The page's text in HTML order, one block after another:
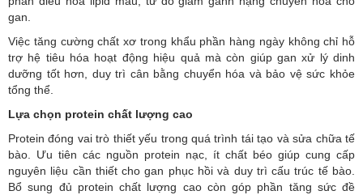
gan.
Việc tăng cường chất xơ trong khẩu phần hàng ngày không chỉ hỗ
trợ hệ tiêu hóa hoạt động hiệu quả mà còn giúp gan xử lý dinh
dưỡng tốt hơn, duy trì cân bằng chuyển hóa và bảo vệ sức khỏe
tổng thể.
Lựa chọn protein chất lượng cao
Protein đóng vai trò thiết yếu trong quá trình tái tạo và sửa chữa tế
bào. Ưu tiên các nguồn protein nạc, ít chất béo giúp cung cấp
nguyên liệu cần thiết cho gan phục hồi và duy trì cấu trúc tế bào.
Bổ sung đủ protein chất lượng cao còn góp phần tăng sức đề